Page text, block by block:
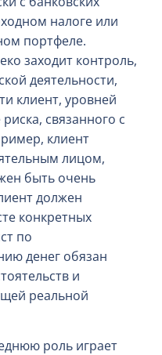
налоге или
портфеле.
заходит контроль,
деятельности,
клиент, уровней
связанного с
клиент
лицом,
быть очень
должен
конкретных
по
денег обязан
и
реальной
роль играет